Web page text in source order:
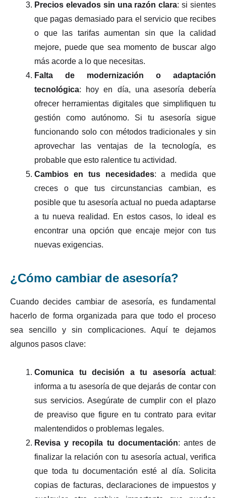
Precios elevados sin una razón clara: si sientes
que pagas demasiado para el servicio que recibes
o que las tarifas aumentan sin que la calidad
mejore, puede que sea momento de buscar algo
más acorde a lo que necesitas.
Falta de modernización o adaptación
tecnológica: hoy en día, una asesoría debería
ofrecer herramientas digitales que simplifiquen tu
gestión como autónomo. Si tu asesoría sigue
funcionando solo con métodos tradicionales y sin
aprovechar las ventajas de la tecnología, es
probable que esto ralentice tu actividad.
Cambios en tus necesidades: a medida que
creces o que tus circunstancias cambian, es
posible que tu asesoría actual no pueda adaptarse
a tu nueva realidad. En estos casos, lo ideal es
encontrar una opción que encaje mejor con tus
nuevas exigencias.
¿Cómo cambiar de asesoría?
Cuando decides cambiar de asesoría, es fundamental
hacerlo de forma organizada para que todo el proceso
sea sencillo y sin complicaciones. Aquí te dejamos
algunos pasos clave:
Comunica tu decisión a tu asesoría actual :
informa a tu asesoría de que dejarás de contar con
sus servicios. Asegúrate de cumplir con el plazo
de preaviso que figure en tu contrato para evitar
malentendidos o problemas legales.
Revisa y recopila tu documentación: antes de
finalizar la relación con tu asesoría actual, verifica
que toda tu documentación esté al día. Solicita
copias de facturas, declaraciones de impuestos y